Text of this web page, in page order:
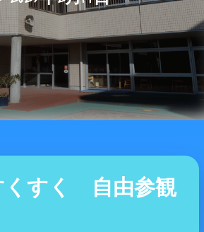
くすく 自由参観